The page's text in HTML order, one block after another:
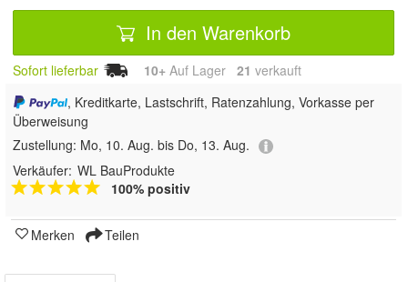
In den Warenkorb
Sofort lieferbar 10+ Auf Lager 21 verkauft
, Kreditkarte, Lastschrift, Ratenzahlung, Vorkasse per
Überweisung
Zustellung: Mo, 10. Aug. bis Do, 13. Aug.
Verkäufer: WL BauProdukte
100% positiv
Merken Teilen